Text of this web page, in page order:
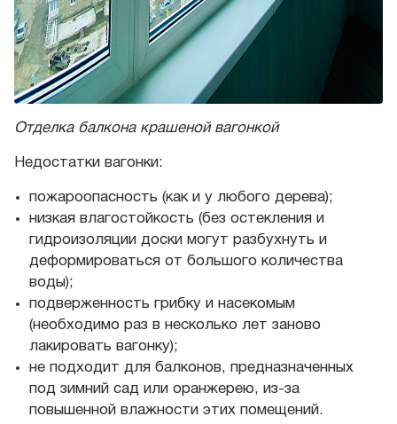
Отделка балкона крашеной вагонкой
Недостатки вагонки:
пожароопасность (как и у любого дерева);
низкая влагостойкость (без остекления и
гидроизоляции доски могут разбухнуть и
деформироваться от большого количества
воды);
подверженность грибку и насекомым
(необходимо раз в несколько лет заново
лакировать вагонку);
не подходит для балконов, предназначенных
под зимний сад или оранжерею, из-за
повышенной влажности этих помещений.